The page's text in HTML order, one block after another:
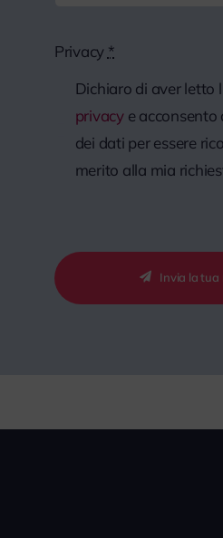
Privacy *
Dichiaro di aver letto
privacye acconsento
dei dati per essere
merito alla mia
Invia la tua